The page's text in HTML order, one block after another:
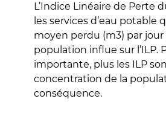
L’Indice Linéaire de Perte
les services d’eau potable
moyen perdu (m3) par
population influe sur l’ILP.
importante, plus les ILP
concentration de la
conséquence.